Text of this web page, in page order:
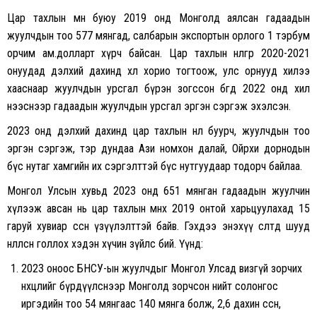
Цар тахлын өмнө буюу 2019 онд Монголд аялсан гадаадын
жуулчдын тоо 577 мянгад, салбарын экспортын орлого 1 тэрбум
орчим ам.долларт хүрч байсан. Цар тахлын нөлөөгөөр 2020-2021
онуудад дэлхий дахинд хөл хорио тогтоож, улс орнууд хилээ
хааснаар жуулчдын урсгал бүрэн зогссон бөгөөд 2022 онд хил
нээснээр гадаадын жуулчдын урсгал эргэн сэргэж эхэлсэн.
2023 онд дэлхий дахинд цар тахлын нөлөө буурч, жуулчдын тоо
эргэн сэргэж, тэр дундаа Ази номхон далай, Ойрхи дорнодын
бүс нутаг хамгийн их сэргэлттэй бүс нутгуудаар тодорч байлаа.
Монгол Улсын хувьд 2023 онд 651 мянган гадаадын жуулчин
хүлээж авсан нь цар тахлын өмнөх 2019 онтой харьцуулахад 15
гаруй хувиар өссөн үзүүлэлттэй байв. Гэхдээ энэхүү өсөлтөд шууд
нөлөөлсөн голлох хэдэн хүчин зүйлс бий. Үүнд:
2023 оноос БНСУ-ын жуулчдыг Монгол Улсад визгүй зорчих
нөхцөлийг бүрдүүлснээр Монголд зорчсон нийт солонгос
иргэдийн тоо 54 мянгаас 140 мянга болж, 2,6 дахин өссөн,